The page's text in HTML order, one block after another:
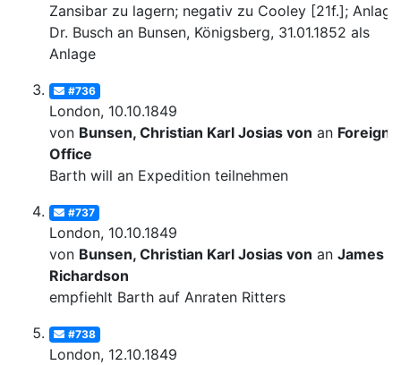
Zansibar zu lagern; negativ zu Cooley [21f.];
Dr. Busch an Bunsen, Königsberg, 31.01.1852 als
Anlage
#736
London, 10.10.1849
von Bunsen, Christian Karl Josias von an Foreign
Office
Barth will an Expedition teilnehmen
#737
London, 10.10.1849
von Bunsen, Christian Karl Josias von an James
Richardson
empfiehlt Barth auf Anraten Ritters
#738
London, 12.10.1849